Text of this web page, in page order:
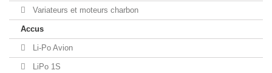
Variateurs et moteurs charbon
Accus
Li-Po Avion
LiPo 1S